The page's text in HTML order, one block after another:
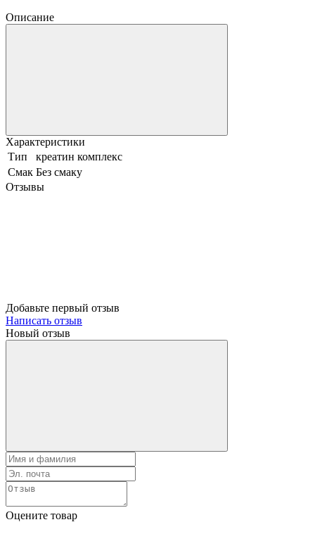
Описание
Характеристики
Тип
креатин комплекс
Смак Без смаку
Отзывы
Добавьте первый отзыв
Написать отзыв
Новый отзыв
Оцените товар